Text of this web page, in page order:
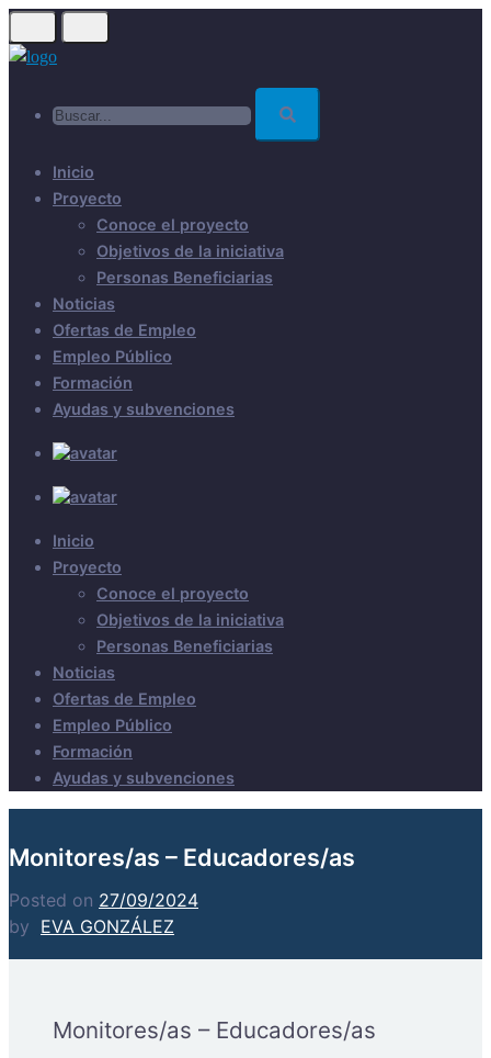
Skip
to
Inicio
Proyecto
Conoce el proyecto
Objetivos de la iniciativa
Personas Beneficiarias
Noticias
Ofertas de Empleo
Empleo Público
Formación
Ayudas y subvenciones
Inicio
Proyecto
Conoce el proyecto
Objetivos de la iniciativa
Personas Beneficiarias
Noticias
Ofertas de Empleo
Empleo Público
Formación
Ayudas y subvenciones
Monitores/as – Educadores/as
Posted on 27/09/2024
by EVA GONZÁLEZ
Monitores/as – Educadores/as